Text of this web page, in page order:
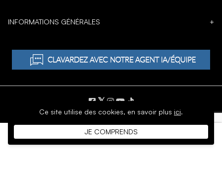
Ce site utilise des cookies, en savoir plus ici.
JE COMPRENDS
INFORMATIONS GÉNÉRALES +
𝕏
DROIT D'AUTEUR © 1996 - 2026 SoftMoc Inc.
Commerce électronique par MWF Group. Tous droits réservés.